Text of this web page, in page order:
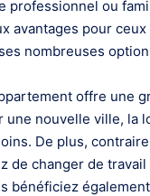
professionnel ou
avantages pour
nombreuses
offre
nouvelle ville, la
De plus,
de changer de
bénéficiez